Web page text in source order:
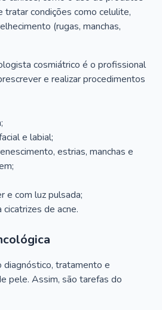
tratar condições como celulite,
(rugas, manchas,
cosmiátrico é o profissional
e realizar procedimentos
e labial;
estrias, manchas e
e com luz pulsada;
de acne.
diagnóstico, tratamento e
pele. Assim, são tarefas do